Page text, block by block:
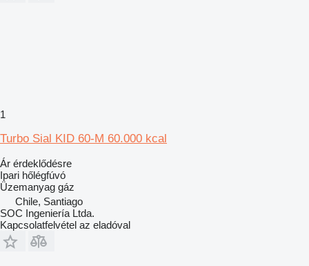
1
Turbo Sial KID 60-M 60.000 kcal
Ár érdeklődésre
Ipari hőlégfúvó
Üzemanyag gáz
Chile, Santiago
SOC Ingeniería Ltda.
Kapcsolatfelvétel az eladóval